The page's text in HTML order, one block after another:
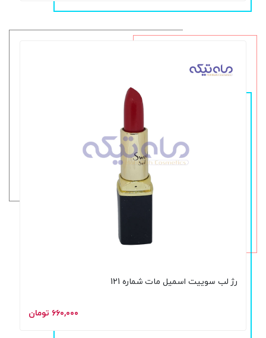
رژ لب سوییت اسمیل مات شماره 121
۶۶۰,۰۰۰ تومان